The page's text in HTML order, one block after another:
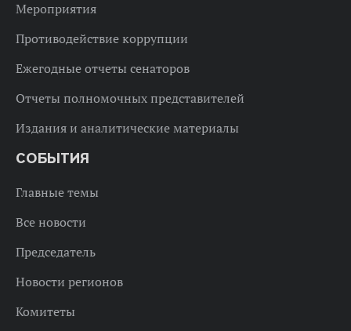
Мероприятия
Противодействие коррупции
Ежегодные отчеты сенаторов
Отчеты полномочных представителей
Издания и аналитические материалы
СОБЫТИЯ
Главные темы
Все новости
Председатель
Новости регионов
Комитеты